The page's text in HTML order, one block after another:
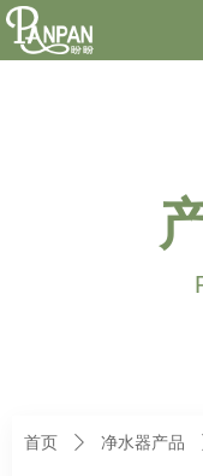
首页 ꄲ 净水器产品